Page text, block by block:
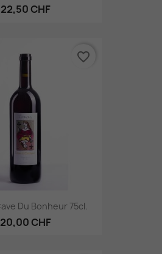
22,50 CHF
Du Bonheur 75cl.
20,00 CHF
favorite_border